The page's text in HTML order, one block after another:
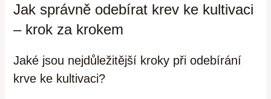
Jak správně odebírat krev ke kultivaci
– krok za krokem
Jaké jsou nejdůležitější kroky při odebírání
krve ke kultivaci?